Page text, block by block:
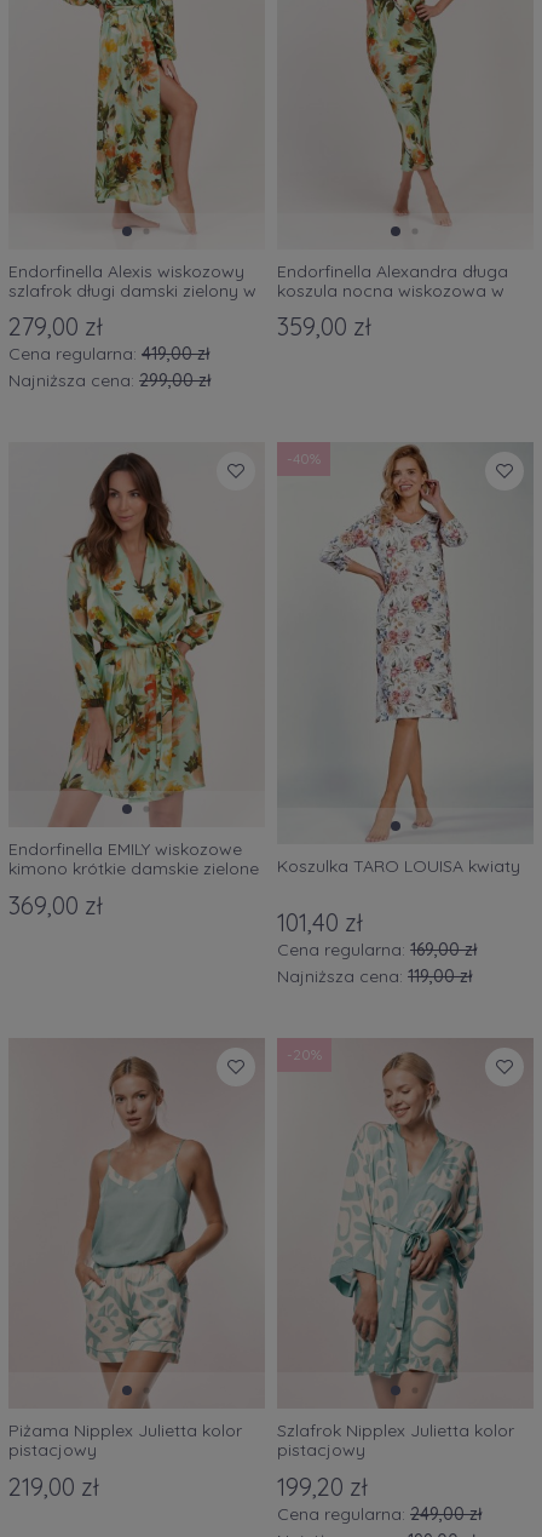
Endorfinella Alexis wiskozowy
szlafrok długi damski zielony w
279,00 zł
Cena regularna: 419,00 zł
Najniższa cena: 299,00 zł
Endorfinella Alexandra długa
koszula nocna wiskozowa w
359,00 zł
Endorfinella EMILY wiskozowe
kimono krótkie damskie zielone
369,00 zł
Koszulka TARO LOUISA kwiaty
101,40 zł
Cena regularna: 169,00 zł
Najniższa cena: 119,00 zł
-40%
Piżama Nipplex Julietta kolor
pistacjowy
219,00 zł
Szlafrok Nipplex Julietta kolor
pistacjowy
199,20 zł
Cena regularna: 249,00 zł
-20%